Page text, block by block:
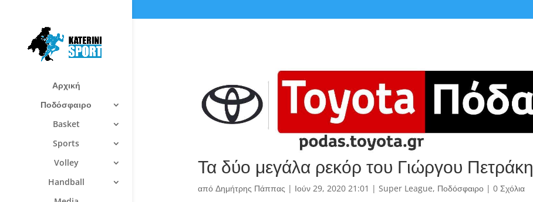
Αρχική
Ποδόσφαιρο
Basket
Sports
Volley
Handball
Τα δύο μεγάλα ρεκόρ του Γιώργου Πετράκη
από Δημήτρης Πάππας | Ιούν 29, 2020 21:01 | Super League, Ποδόσφαιρο| 0 Σχόλια